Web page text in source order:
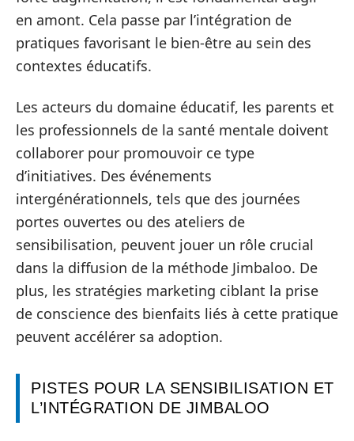
en amont. Cela passe par l’intégration de
pratiques favorisant le bien-être au sein des
contextes éducatifs.
Les acteurs du domaine éducatif, les parents et
les professionnels de la santé mentale doivent
collaborer pour promouvoir ce type
d’initiatives. Des événements
intergénérationnels, tels que des journées
portes ouvertes ou des ateliers de
sensibilisation, peuvent jouer un rôle crucial
dans la diffusion de la méthode Jimbaloo. De
plus, les stratégies marketing ciblant la prise
de conscience des bienfaits liés à cette pratique
peuvent accélérer sa adoption.
PISTES POUR LA SENSIBILISATION ET
L’INTÉGRATION DE JIMBALOO